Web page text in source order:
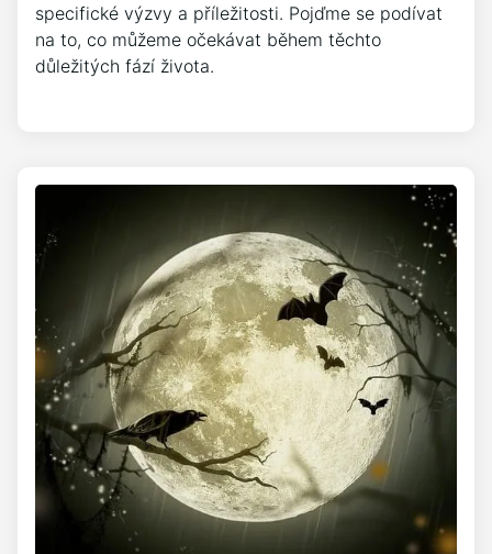
specifické výzvy a příležitosti. Pojďme se podívat
na to, co můžeme očekávat během těchto
důležitých fází života.